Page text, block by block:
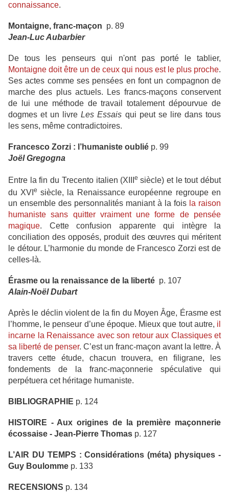
connaissance.
Montaigne, franc-maçon p. 89
Jean-Luc Aubarbier
De tous les penseurs qui n'ont pas porté le tablier,
Montaigne doit être un de ceux qui nous est le plus proche.
Ses actes comme ses pensées en font un compagnon de
marche des plus actuels. Les francs-maçons conservent
de lui une méthode de travail totalement dépourvue de
dogmes et un livreLes Essais qui peut se lire dans tous
les sens, même contradictoires.
Francesco Zorzi : l’humaniste oublié p. 99
Joël Gregogna
Entre la fin du Trecento italien (XIIIe siècle) et le tout début
du XVIe siècle, la Renaissance européenne regroupe en
un ensemble des personnalités maniant à la fois la raison
humaniste sans quitter vraiment une forme de pensée
magique. Cette confusion apparente qui intègre la
conciliation des opposés, produit des œuvres qui méritent
le détour. L’harmonie du monde de Francesco Zorzi est de
celles-là.
Érasme ou la renaissance de la liberté p. 107
Alain-Noël Dubart
Après le déclin violent de la fin du Moyen Âge, Érasme est
l’homme, le penseur d’une époque. Mieux que tout autre, il
incarne la Renaissance avec son retour aux Classiques et
sa liberté de penser. C’est un franc-maçon avant la lettre. À
travers cette étude, chacun trouvera, en filigrane, les
fondements de la franc-maçonnerie spéculative qui
perpétuera cet héritage humaniste.
BIBLIOGRAPHIE p. 124
HISTOIRE -Aux origines de la première maçonnerie
écossaise - Jean-Pierre Thomas p. 127
L’AIR DU TEMPS :Considérations (méta) physiques -
Guy Boulomme p. 133
RECENSIONS p. 134